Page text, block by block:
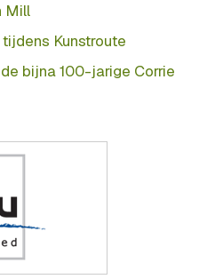
Mill
Kunstroute
bijna 100-jarige Corrie